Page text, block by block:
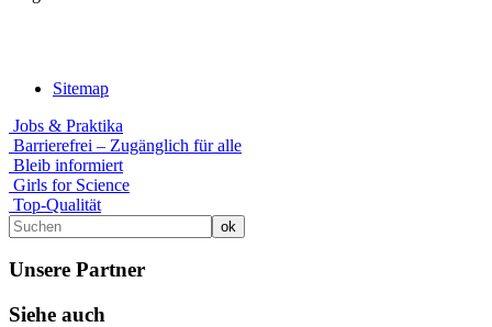
Sitemap
Jobs & Praktika
Barrierefrei – Zugänglich für alle
Bleib informiert
Girls for Science
Top-Qualität
Unsere Partner
Siehe auch